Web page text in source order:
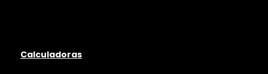
Calculadoras